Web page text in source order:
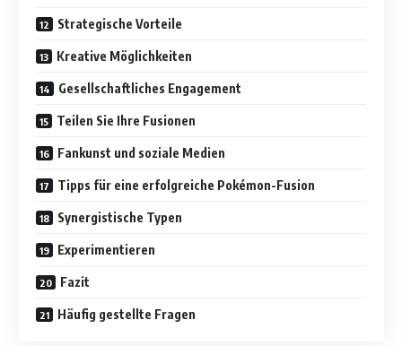
Strategische Vorteile
Kreative Möglichkeiten
Gesellschaftliches Engagement
Teilen Sie Ihre Fusionen
Fankunst und soziale Medien
Tipps für eine erfolgreiche Pokémon-Fusion
Synergistische Typen
Experimentieren
Fazit
Häufig gestellte Fragen